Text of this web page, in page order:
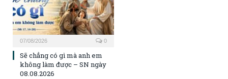
07/08/2026 0
Sẽ chẳng có gì mà anh em
không làm được – SN ngày
08.08.2026